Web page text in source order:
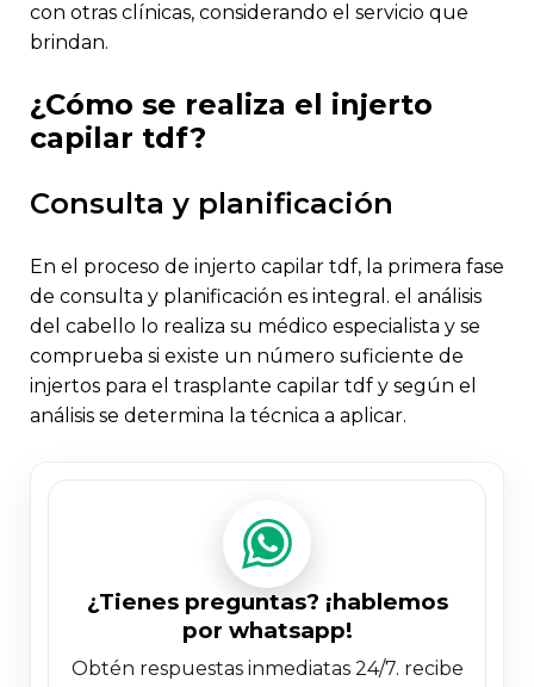
con otras clínicas, considerando el servicio que
brindan.
¿cómo se realiza el injerto
capilar tdf?
consulta y planificación
en el proceso de injerto capilar tdf, la primera fase
de consulta y planificación es integral. el análisis
del cabello lo realiza su médico especialista y se
comprueba si existe un número suficiente de
injertos para el trasplante capilar tdf y según el
análisis se determina la técnica a aplicar.
¿tienes preguntas? ¡hablemos
por whatsapp!
obtén respuestas inmediatas 24/7. recibe